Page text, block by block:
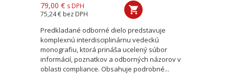
79,00 € s DPH
75,24 € bez DPH
Predkladané odborné dielo predstavuje
komplexnú interdisciplinárnu vedeckú
monografiu, ktorá prináša ucelený súbor
informácií, poznatkov a odborných názorov v
oblasti compliance. Obsahuje podrobné...